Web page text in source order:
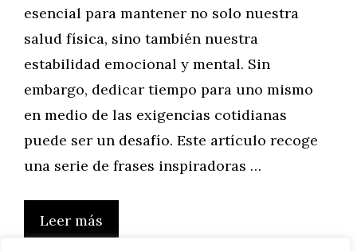
esencial para mantener no solo nuestra
salud física, sino también nuestra
estabilidad emocional y mental. Sin
embargo, dedicar tiempo para uno mismo
en medio de las exigencias cotidianas
puede ser un desafío. Este artículo recoge
una serie de frases inspiradoras …
Leer más